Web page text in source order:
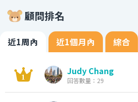
顧問排名
近1周內 近1個月內 綜合
Judy Chang
回答數量：29